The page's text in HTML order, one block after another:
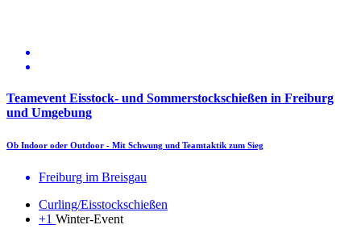
Teamevent Eisstock- und Sommerstockschießen in Freiburg
und Umgebung
Ob Indoor oder Outdoor - Mit Schwung und Teamtaktik zum Sieg
Freiburg im Breisgau
Curling/Eisstockschießen
+1 Winter-Event